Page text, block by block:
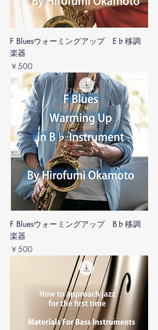
F Bluesウォーミングアップ E♭移調
楽器
価格
￥500
F Bluesウォーミングアップ B♭移調
楽器
価格
￥500